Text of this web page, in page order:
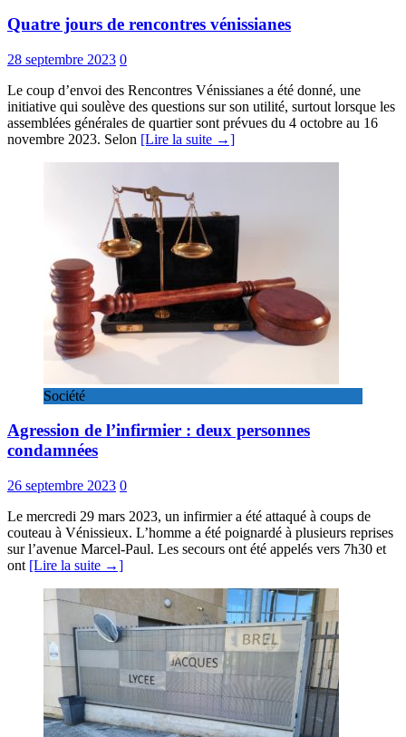
Quatre jours de rencontres vénissianes
28 septembre 2023 0
Le coup d’envoi des Rencontres Vénissianes a été donné, une
initiative qui soulève des questions sur son utilité, surtout lorsque les
assemblées générales de quartier sont prévues du 4 octobre au 16
novembre 2023. Selon [Lire la suite →]
Société
Agression de l’infirmier : deux personnes
condamnées
26 septembre 2023 0
Le mercredi 29 mars 2023, un infirmier a été attaqué à coups de
couteau à Vénissieux. L’homme a été poignardé à plusieurs reprises
sur l’avenue Marcel-Paul. Les secours ont été appelés vers 7h30 et
ont [Lire la suite →]